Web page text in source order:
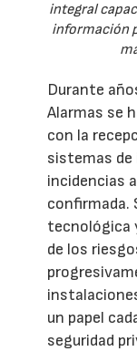
integral
información
Durante
Alarmas se
con la
sistemas
incidencias
confirmada.
tecnológica
de los
un papel
seguridad